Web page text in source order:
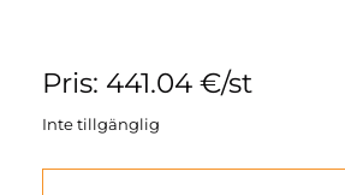
Pris: 441.04 €/st
Inte tillgänglig